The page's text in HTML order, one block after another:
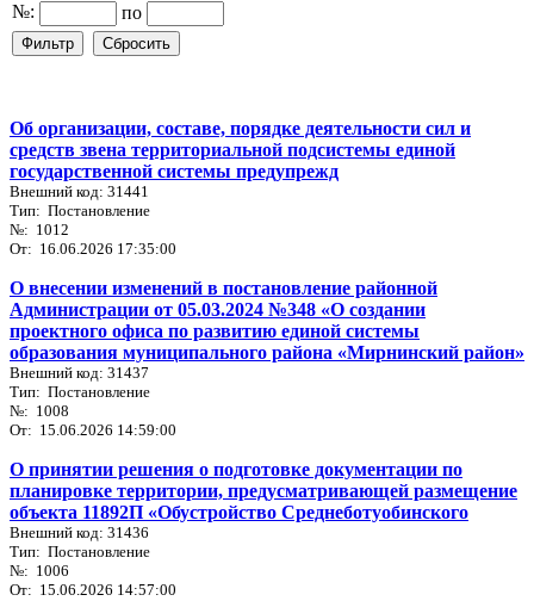
№:
по
Об организации, составе, порядке деятельности сил и
средств звена территориальной подсистемы единой
государственной системы предупрежд
Внешний код: 31441
Тип: Постановление
№: 1012
От: 16.06.2026 17:35:00
О внесении изменений в постановление районной
Администрации от 05.03.2024 №348 «О создании
проектного офиса по развитию единой системы
образования муниципального района «Мирнинский район»
Внешний код: 31437
Тип: Постановление
№: 1008
От: 15.06.2026 14:59:00
О принятии решения о подготовке документации по
планировке территории, предусматривающей размещение
объекта 11892П «Обустройство Среднеботуобинского
Внешний код: 31436
Тип: Постановление
№: 1006
От: 15.06.2026 14:57:00